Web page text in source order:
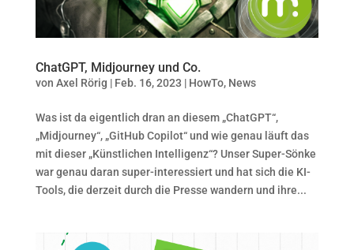
ChatGPT, Midjourney und Co.
von Axel Rörig | Feb. 16, 2023 | HowTo, News
Was ist da eigentlich dran an diesem „ChatGPT“,
„Midjourney“, „GitHub Copilot“ und wie genau läuft das
mit dieser „Künstlichen Intelligenz“? Unser Super-Sönke
war genau daran super-interessiert und hat sich die KI-
Tools, die derzeit durch die Presse wandern und ihre...